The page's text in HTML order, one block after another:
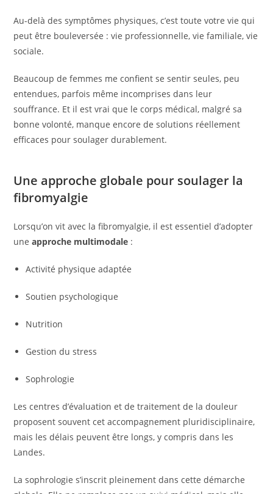
Au-delà des symptômes physiques, c’est toute votre vie qui
peut être bouleversée : vie professionnelle, vie familiale, vie
sociale.
Beaucoup de femmes me confient se sentir seules, peu
entendues, parfois même incomprises dans leur
souffrance. Et il est vrai que le corps médical, malgré sa
bonne volonté, manque encore de solutions réellement
efficaces pour soulager durablement.
Une approche globale pour soulager la
fibromyalgie
Lorsqu’on vit avec la fibromyalgie, il est essentiel d’adopter
uneapproche multimodale :
Activité physique adaptée
Soutien psychologique
Nutrition
Gestion du stress
Sophrologie
Les centres d’évaluation et de traitement de la douleur
proposent souvent cet accompagnement pluridisciplinaire,
mais les délais peuvent être longs, y compris dans les
Landes.
La sophrologie s’inscrit pleinement dans cette démarche